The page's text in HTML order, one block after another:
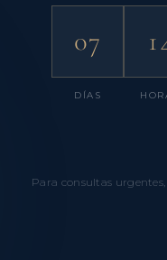
07
DÍAS
Para consultas urgentes,